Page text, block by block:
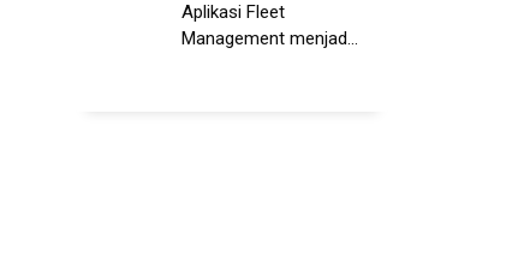
Aplikasi Fleet
Management menjad...